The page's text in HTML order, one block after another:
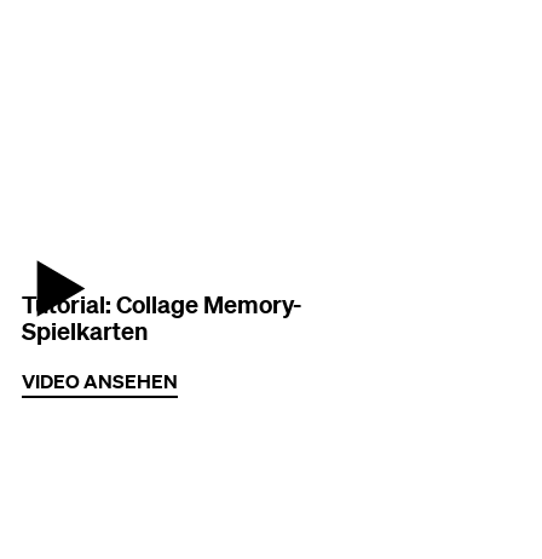
Vorschaubild des Videos
Tutorial: Collage Memory-
Spielkarten
VIDEO ANSEHEN